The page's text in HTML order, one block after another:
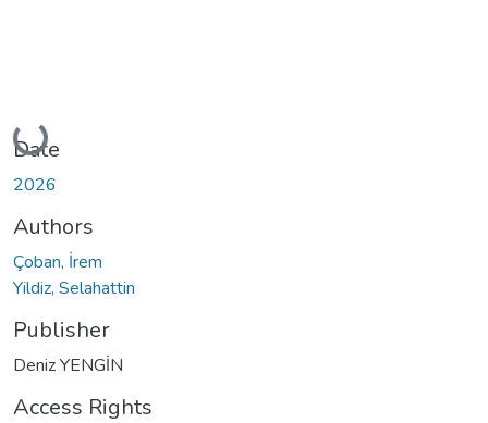
Loading...
Date
2026
Authors
Çoban, İrem
Yildiz, Selahattin
Publisher
Deniz YENGİN
Access Rights